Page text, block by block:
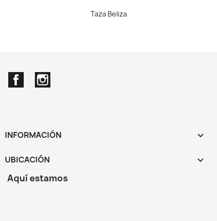
Taza Beliza
Facebook
INFORMACIÓN 
UBICACIÓN keyboard_arrow_down
Aquí estamos